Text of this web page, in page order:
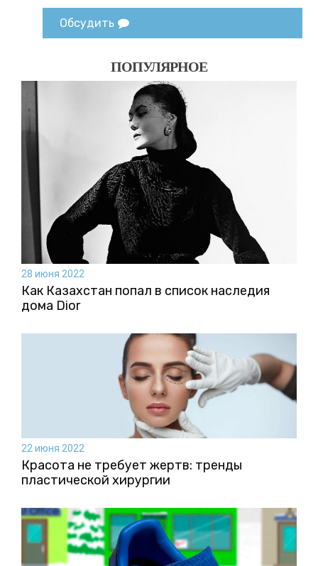
Обсудить
ПОПУЛЯРНОЕ
28 июня 2022
Как Казахстан попал в список наследия
дома Dior
22 июня 2022
Красота не требует жертв: тренды
пластической хирургии